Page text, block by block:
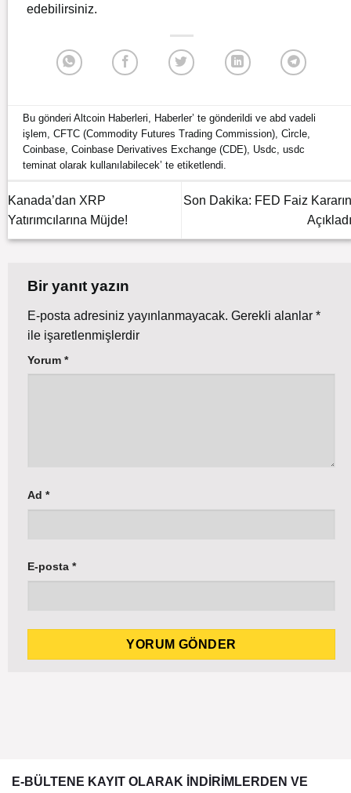
edebilirsiniz.
Bu gönderiAltcoin Haberleri Haberler’ te gönderildi veabd vadeli
işlem ,CFTC (Commodity Futures Trading Commission) ,Ci̇rcle
Coinbase ,Coinbase Derivatives Exchange (CDE) Usdc ,usdc
teminat olarak kullanılabilecek’ te etiketlendi.
Kanada’dan XRP
Yatırımcılarına Müjde!
Son Dakika: FED Faiz
Bir yanıt yazın
E-posta adresiniz yayınlanmayacak. Gerekli alanlar *
ile işaretlenmişlerdir
Yorum *
Ad *
E-posta *
E-BÜLTENE KAYIT OLARAK İNDİRİMLERDEN VE